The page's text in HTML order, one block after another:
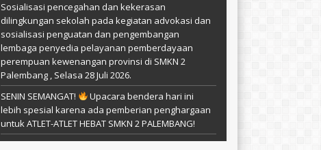
Sosialisasi pencegahan dan kekerasan
dilingkungan sekolah pada kegiatan advokasi dan
sosialisasi penguatan dan pengembangan
lembaga penyedia pelayanan pemberdayaan
perempuan kewenangan provinsi di SMKN 2
Palembang , Selasa 28 Juli 2026.
SENIN SEMANGAT!
Upacara bendera hari ini
lebih spesial karena ada pemberian penghargaan
untuk ATLET-ATLET HEBAT SMKN 2 PALEMBANG!